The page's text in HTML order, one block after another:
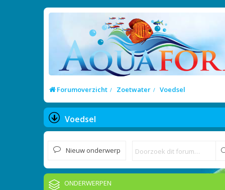
Forumoverzicht Zoetwater Voedsel
Voedsel
Nieuw onderwerp
ONDERWERPEN